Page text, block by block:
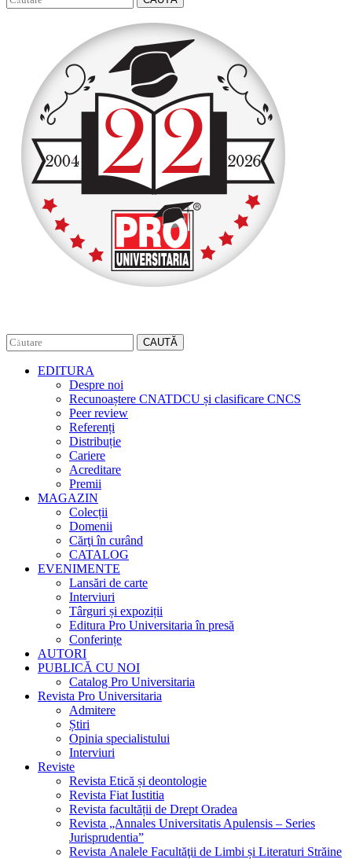
CAUTĂ
EDITURA
Despre noi
Recunoaștere CNATDCU și clasificare CNCS
Peer review
Referenți
Distribuție
Cariere
Acreditare
Premii
MAGAZIN
Colecții
Domenii
Cărţi în curând
CATALOG
EVENIMENTE
Lansări de carte
Interviuri
Târguri și expoziții
Editura Pro Universitaria în presă
Conferințe
AUTORI
PUBLICĂ CU NOI
Catalog Pro Universitaria
Revista Pro Universitaria
Admitere
Știri
Opinia specialistului
Interviuri
Reviste
Revista Etică și deontologie
Revista Fiat Iustitia
Revista facultății de Drept Oradea
Revista „Annales Universitatis Apulensis – Series
Jurisprudentia”
Revista Analele Facultăţii de Limbi și Literaturi Străine